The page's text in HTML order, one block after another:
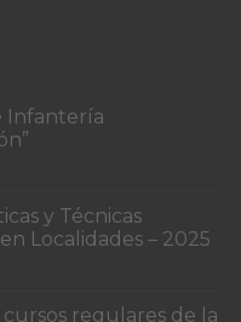
Infantería
y Técnicas
Localidades – 2025
regulares de la